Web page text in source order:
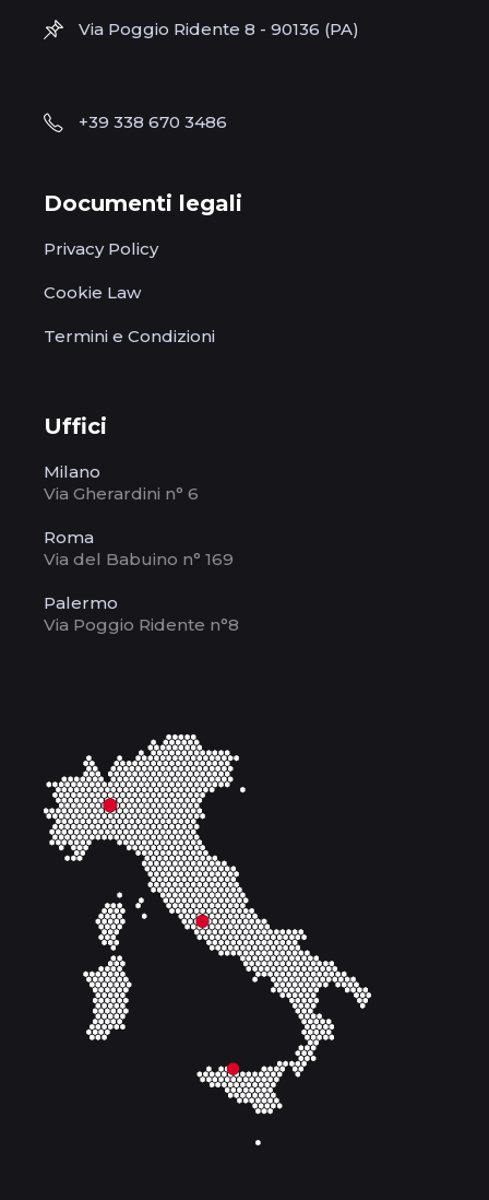
Via Poggio Ridente 8 - 90136 (PA)
+39 338 670 3486
Documenti legali
Privacy Policy
Cookie Law
Termini e Condizioni
Uffici
Milano
Via Gherardini n° 6
Roma
Via del Babuino n° 169
Palermo
Via Poggio Ridente n°8